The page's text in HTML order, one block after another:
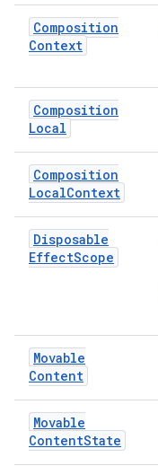
Composition
Context
Composition
Local
Composition
LocalContext
Disposable
EffectScope
Movable
Content
Movable
ContentState